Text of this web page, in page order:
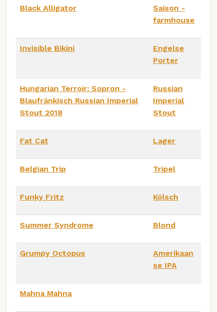
Black Alligator
Saison -
farmhouse
Invisible Bikini
Engelse
Porter
Hungarian Terroir: Sopron -
Blaufränkisch Russian Imperial
Stout 2018
Russian
Imperial
Stout
Fat Cat Lager
Belgian Trip Tripel
Funky Fritz Kölsch
Summer Syndrome Blond
Grumpy Octopus
Amerikaan
se IPA
Mahna Mahna